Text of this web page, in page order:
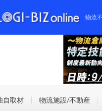
物流
自取材 物流施設/不動産